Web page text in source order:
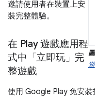
邀請使用者在裝置上安
裝完整體驗。
在 Play 遊戲應用程
式中「立即玩」完
整遊戲
使用 Google Play 免安